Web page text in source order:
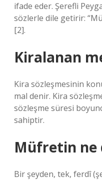
ifade eder. Şerefli
sözlerle dile getirir:
[2].
Kiralanan
Kira sözleşmesinin
mal denir. Kira
sözleşme süresi
sahiptir.
Müfretin ne
Bir şeyden, tek, ferdî